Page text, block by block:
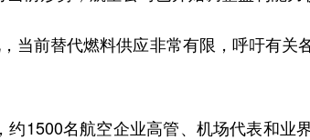
前替代燃料供应非常有限，呼吁有关
1500名航空企业高管、机场代表和业